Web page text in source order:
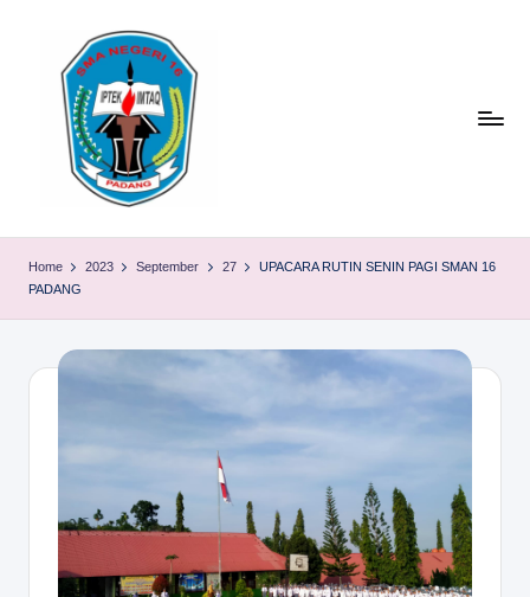
M
A
D
A
Home 2023 September 27
UPACARA RUTIN SENIN PAGI SMAN 16
PADANG